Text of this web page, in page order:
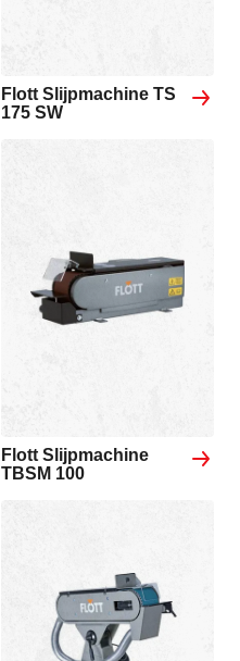
Flott Slijpmachine TS
175 SW
Flott Slijpmachine
TBSM 100